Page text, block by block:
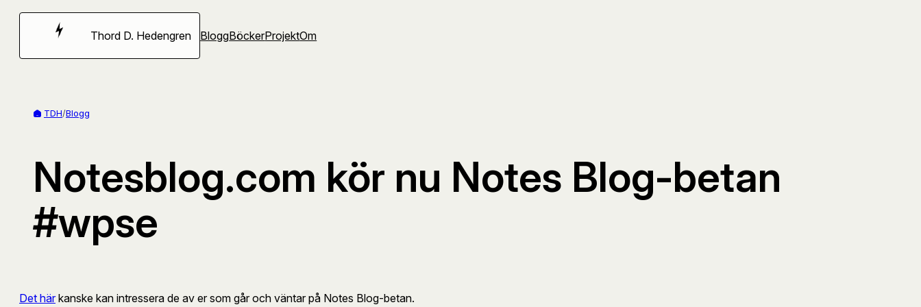
Hoppa
Thord D. Hedengren BloggBöckerProjektOm
TDH/Blogg
Notesblog.com kör nu Notes Blog-betan
#wpse
Det här kanske kan intressera de av er som går och väntar på Notes Blog-betan.